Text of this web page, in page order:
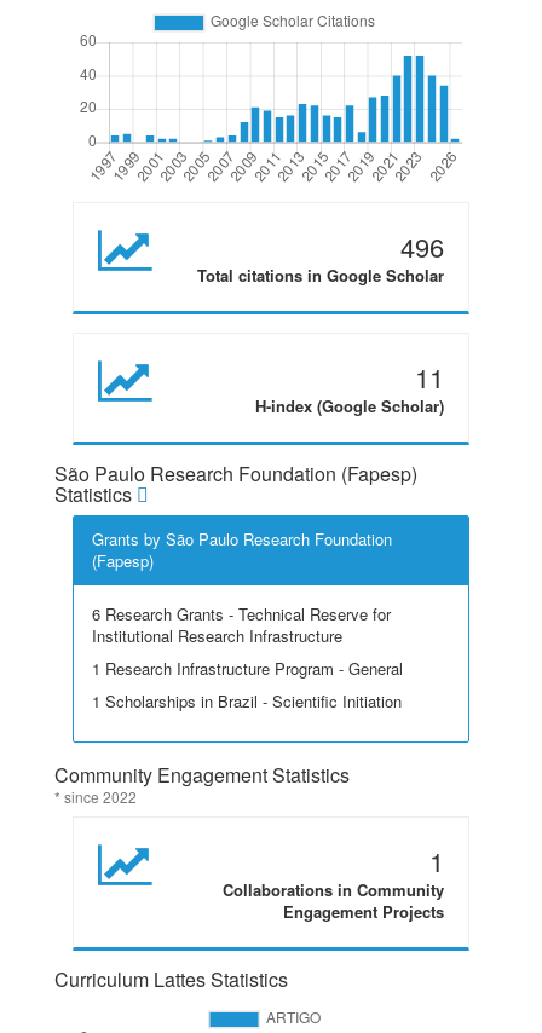
496
Total citations in Google Scholar
11
H-index (Google Scholar)
São Paulo Research Foundation (Fapesp)
Statistics
Grants by São Paulo Research Foundation
(Fapesp)
6 Research Grants - Technical Reserve for
Institutional Research Infrastructure
1 Research Infrastructure Program - General
1 Scholarships in Brazil - Scientific Initiation
Community Engagement Statistics
* since 2022
1
Collaborations in Community
Engagement Projects
Curriculum Lattes Statistics